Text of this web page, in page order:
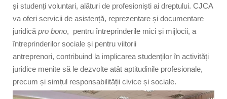
și studenți voluntari, alături de profesioniști ai dreptului. CJCA
va oferi servicii de asistență, reprezentare și documentare
juridică pro bono, pentru întreprinderile mici și mijlocii, a
întreprinderilor sociale și pentru viitorii
antreprenori, contribuind la implicarea studenților în activități
juridice menite să le dezvolte atât aptitudinile profesionale,
precum și simțul responsabilității civice și sociale.